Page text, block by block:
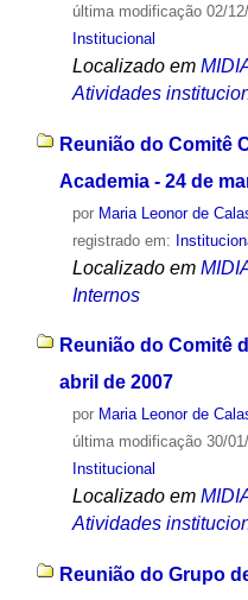
última modificação02/
Institucional
Localizado em
Atividades
Reunião do Comitê
Academia - 24 de
por Maria Leonor de
registrado em:
Localizado em
Internos
Reunião do Comitê
abril de 2007
por Maria Leonor de
última modificação30/
Institucional
Localizado em
Atividades
Reunião do Grupo